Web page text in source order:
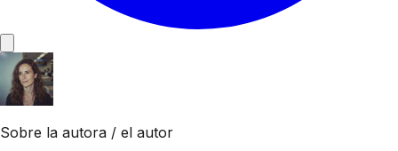
Sobre la autora / el autor